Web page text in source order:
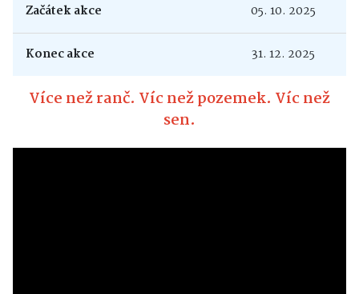
Začátek akce 05. 10. 2025
Konec akce 31. 12. 2025
Více než ranč. Víc než pozemek. Víc než
sen.